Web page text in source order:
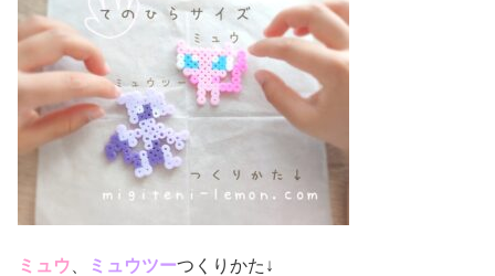
ミュウ ミュウツーつくりかた↓